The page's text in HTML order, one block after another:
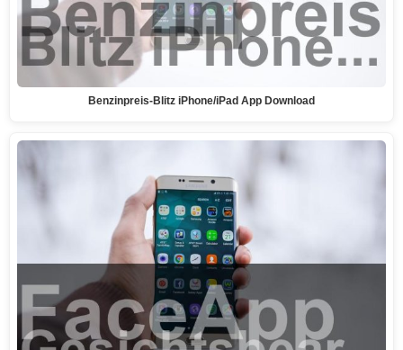
Benzinpreis-Blitz iPhone/iPad App Download